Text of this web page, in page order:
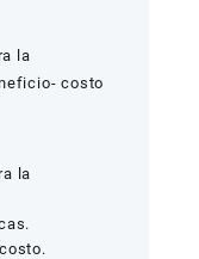
la
costo
la